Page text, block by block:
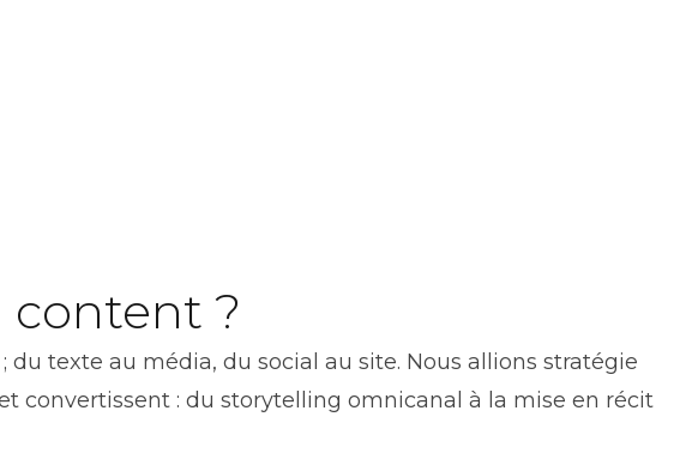
content ?
texte au média, du social au site. Nous allions stratégie
convertissent : du storytelling omnicanal à la mise en récit